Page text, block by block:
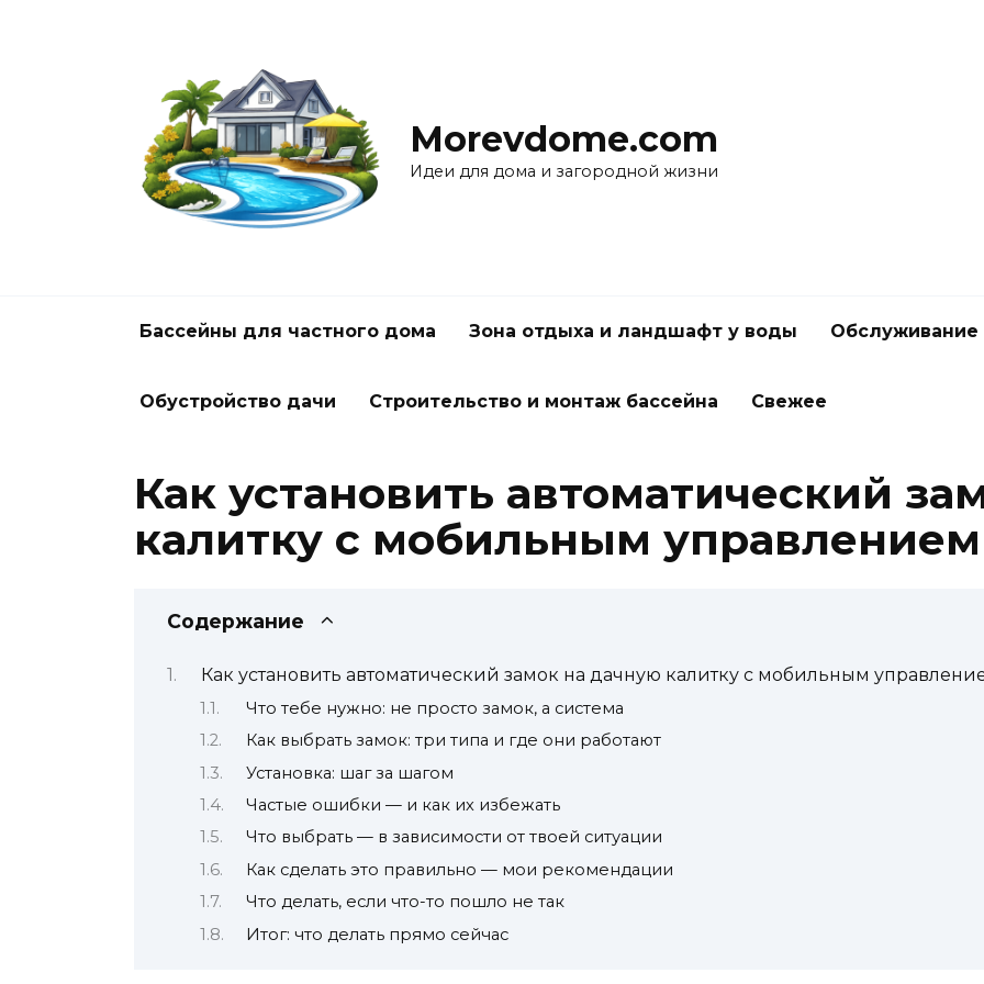
Morevdome.com
Идеи для дома и загородной жизни
Бассейны для частного дома Зона отдыха и ландшафт у воды Обслуживание
Обустройство дачи Строительство и монтаж бассейна Свежее
Как установить автоматический
калитку с мобильным управлением
Содержание
Как установить автоматический замок на дачную калитку с мобильным
Что тебе нужно: не просто замок, а система
Как выбрать замок: три типа и где они работают
Установка: шаг за шагом
Частые ошибки — и как их избежать
Что выбрать — в зависимости от твоей ситуации
Как сделать это правильно — мои рекомендации
Что делать, если что-то пошло не так
Итог: что делать прямо сейчас